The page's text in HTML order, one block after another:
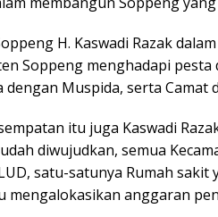
H. Kaswadi Razak
Soppeng menghadapi
dengan Muspida, serta
itu juga Kaswadi
diwujudkan, semua
satu-satunya Rumah
mengalokasikan anggaran